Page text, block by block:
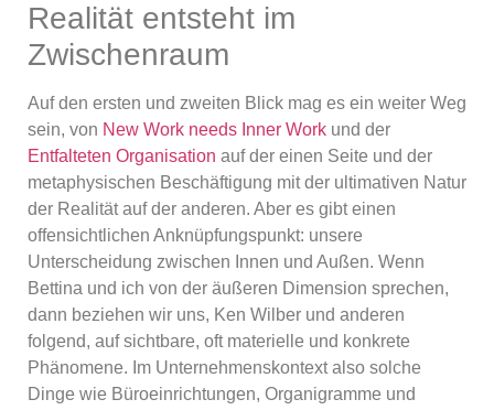
Realität entsteht im
Zwischenraum
Auf den ersten und zweiten Blick mag es ein weiter Weg
sein, von New Work needs Inner Work und der
Entfalteten Organisation auf der einen Seite und der
metaphysischen Beschäftigung mit der ultimativen Natur
der Realität auf der anderen. Aber es gibt einen
offensichtlichen Anknüpfungspunkt: unsere
Unterscheidung zwischen Innen und Außen. Wenn
Bettina und ich von der äußeren Dimension sprechen,
dann beziehen wir uns, Ken Wilber und anderen
folgend, auf sichtbare, oft materielle und konkrete
Phänomene. Im Unternehmenskontext also solche
Dinge wie Büroeinrichtungen, Organigramme und